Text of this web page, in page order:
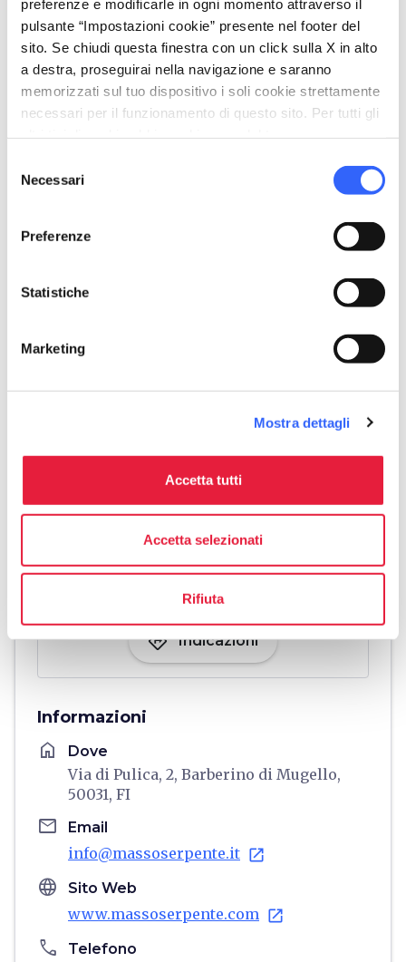
preferenze e modificarle in ogni momento attraverso il
pulsante “Impostazioni cookie” presente nel footer del
sito. Se chiudi questa finestra con un click sulla X in alto
a destra, proseguirai nella navigazione e saranno
memorizzati sul tuo dispositivo i soli cookie strettamente
necessari per il funzionamento di questo sito. Per tutti gli
delNecessari
Preferenze
Statistiche
Marketing
Mostra dettagli
Accetta tutti
Accetta selezionati
Rifiuta
restaurant Ristorazione
Ristorante
bed Camere
Riscaldamento
local_parking Parcheggio
Trekking
directions Indicazioni
Informazioni
home Dove
Via di Pulica, 2, Barberino di Mugello,
50031, FI
email Email
info@massoserpente.it open_in_new
language Sito Web
www.massoserpente.com open_in_new
phone Telefono